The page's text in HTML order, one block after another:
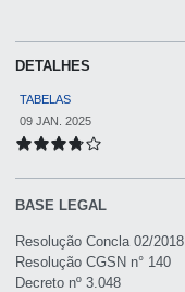
BASE LEGAL
Resolução Concla 02/2018
Resolução CGSN n° 140
Decreto nº 3.048
DETALHES
TABELAS
09 JAN. 2025